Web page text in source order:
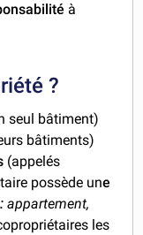
à
?
seul bâtiment)
bâtiments)
(appelés
possède une
appartement,
les